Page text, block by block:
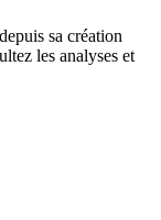
sa création
les analyses et